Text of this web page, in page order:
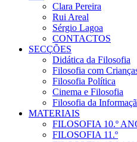
Clara Pereira
Rui Areal
Sérgio Lagoa
CONTACTOS
SECÇÕES
Didática da Filosofia
Filosofia com
Filosofia Política
Cinema e Filosofia
Filosofia da
MATERIAIS
FILOSOFIA 10.º
FILOSOFIA 11.º